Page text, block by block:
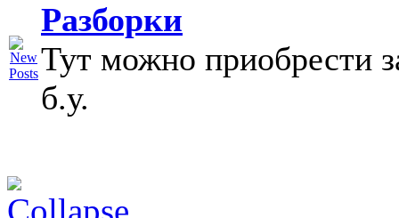
Разборки
Тут можно приобрести
б.у.